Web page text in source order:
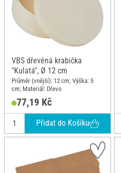
VBS dřevěná krabička
"Kulatá", Ø 12 cm
Průměr (vnější): 12 cm; Výška: 5
cm; Materiál: Dřevo
77,19 Kč
Přidat do Košíku